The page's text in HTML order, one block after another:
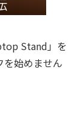
Stand」を
を始めません